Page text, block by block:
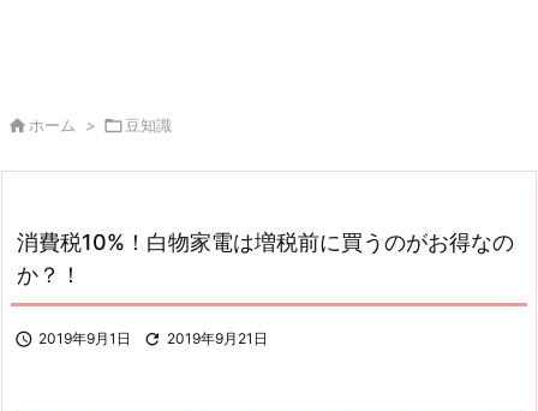
 ホーム > 豆知識
消費税10%！白物家電は増税前に買うのがお得なの
か？！
 2019年9月1日  2019年9月21日